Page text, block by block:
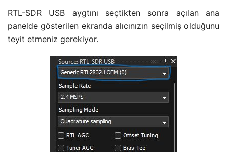
RTL-SDR USB aygtını seçtikten sonra açılan ana
panelde gösterilen ekranda alıcınızın seçilmiş olduğunu
teyit etmeniz gerekiyor.